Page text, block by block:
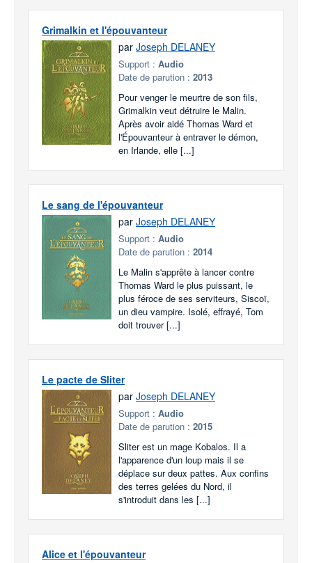
Grimalkin et l'épouvanteur
par Joseph DELANEY
Support : Audio
Date de parution : 2013
Pour venger le meurtre de son fils,
Grimalkin veut détruire le Malin.
Après avoir aidé Thomas Ward et
l'Épouvanteur à entraver le démon,
en Irlande, elle [...]
Le sang de l'épouvanteur
par Joseph DELANEY
Support : Audio
Date de parution : 2014
Le Malin s'apprête à lancer contre
Thomas Ward le plus puissant, le
plus féroce de ses serviteurs, Siscoï,
un dieu vampire. Isolé, effrayé, Tom
doit trouver [...]
Le pacte de Sliter
par Joseph DELANEY
Support : Audio
Date de parution : 2015
Sliter est un mage Kobalos. Il a
l'apparence d'un loup mais il se
déplace sur deux pattes. Aux confins
des terres gelées du Nord, il
s'introduit dans les [...]
Alice et l'épouvanteur